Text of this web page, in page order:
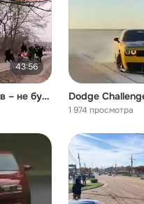
43:56
«Якби Ірпінь не витримав – не було б столиці». Окупація та важкі бої за місто _ Dodge
1 974 просмотра